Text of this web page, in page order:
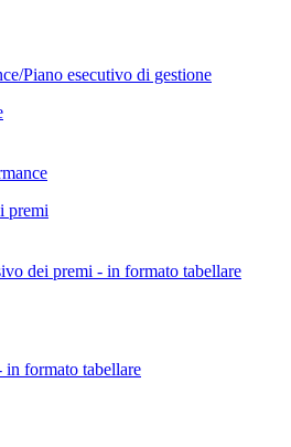
Piano esecutivo di gestione
premi
dei premi - in formato tabellare
formato tabellare